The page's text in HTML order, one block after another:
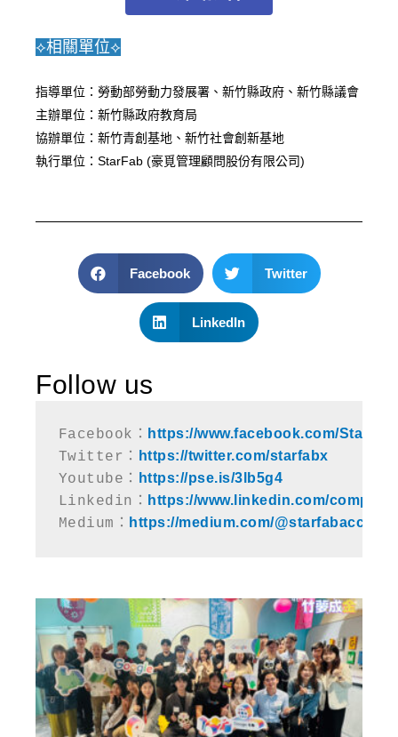
⟡相關單位⟡
指導單位：勞動部勞動力發展署、新竹縣政府、新竹縣議會
主辦單位：新竹縣政府教育局
協辦單位：新竹青創基地、新竹社會創新基地
執行單位：StarFab (豪覓管理顧問股份有限公司)
Facebook Twitter
LinkedIn
Follow us
Facebook： https://www.facebook.com/
Twitter： https://twitter.com/starfabx
Youtube： https://pse.is/3lb5g4
Linkedin： https://www.linkedin.com/
Medium： https://medium.com/